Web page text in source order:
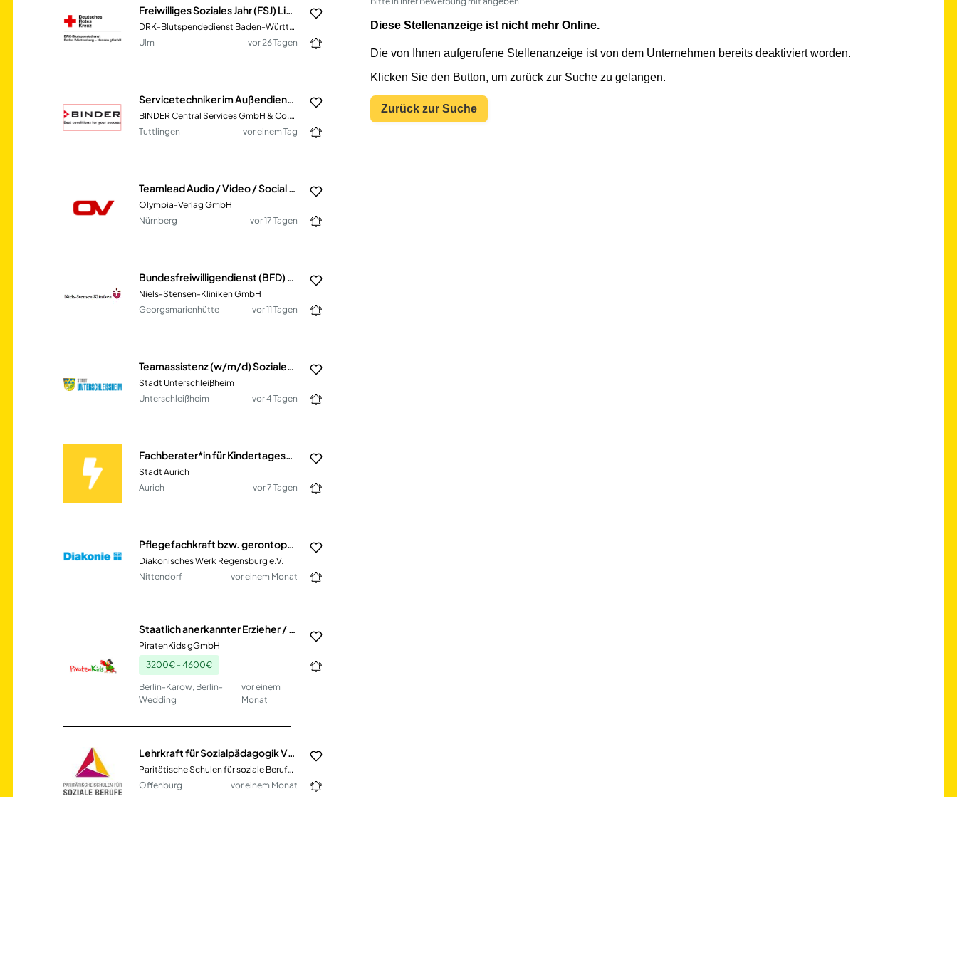
Freiwilliges Soziales Jahr (FSJ) Lieferdienst, Produktion oder Labor
DRK-Blutspendedienst Baden-Württemberg – Hessen gGmbH
Ulm
vor 26 Tagen
Servicetechniker im Außendienst (m/w/d) Region Karlsruhe, Stuttgart, Ulm
BINDER Central Services GmbH & Co.KG
Tuttlingen
vor einem Tag
Olympia-Verlag GmbH
Nürnberg
vor 17 Tagen
Niels-Stensen-Kliniken GmbH
Georgsmarienhütte
vor 11 Tagen
Stadt Unterschleißheim
Unterschleißheim
vor 4 Tagen
Fachberater*in für Kindertageseinrichtung (m/w/d)
Stadt Aurich
Aurich
vor 7 Tagen
Pflegefachkraft bzw. gerontopsychiatrische Fachkraft für die soziale Betreuung (m/w/d)
Diakonisches Werk Regensburg e.V.
Nittendorf
vor einem Monat
Staatlich anerkannter Erzieher / Sozialarbeiter / Sozialpädagoge / Heilpädagoge / Kindheitspädagoge / Sozialassistent (m/w/d)
PiratenKids gGmbH
3200€ - 4600€
Berlin-Karow, Berlin-
Wedding
vor einem
Monat
Lehrkraft für Sozialpädagogik VZ / TZ (m/w/d)
Paritätische Schulen für soziale Berufe gGmbH
Offenburg
vor einem Monat